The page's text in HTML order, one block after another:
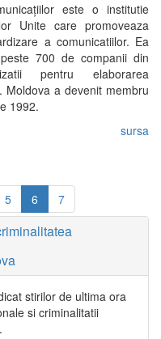
este o institutie
Unite care promoveaza
a comunicatiilor. Ea
700 de companii din
pentru elaborarea
Moldova a devenit membru
1992.
sursa
5 6 7
stirilor de ultima ora
si criminalitatii